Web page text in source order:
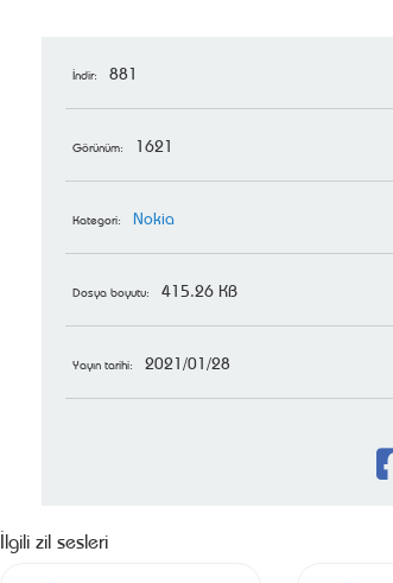
İndir: 881
Görünüm: 1621
Kategori: Nokia
Dosya boyutu: 415.26 KB
Yayın tarihi: 2021/01/28
İlgili zil sesleri